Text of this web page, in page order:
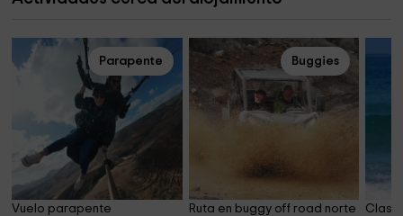
Parapente
Vuelo parapente
Buggies
Ruta en buggy off road norte
Clase